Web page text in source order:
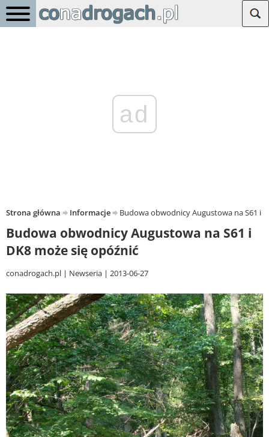
ad
Strona główna Informacje Budowa obwodnicy Augustowa na S61 i
Budowa obwodnicy Augustowa na S61 i
DK8 może się opóźnić
conadrogach.pl Newseria 2013-06-27